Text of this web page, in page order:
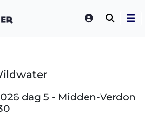
LOGIN
dag 5 - Midden-Verdon